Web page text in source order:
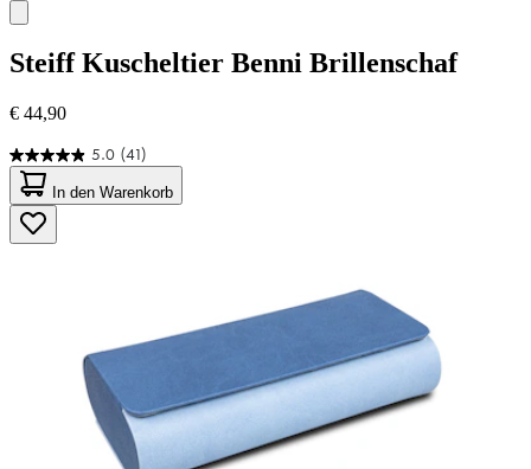
Steiff Kuscheltier Benni Brillenschaf
€ 44,90
5.0 (41)
5.0
von
5
Sternen.
41
In den Warenkorb